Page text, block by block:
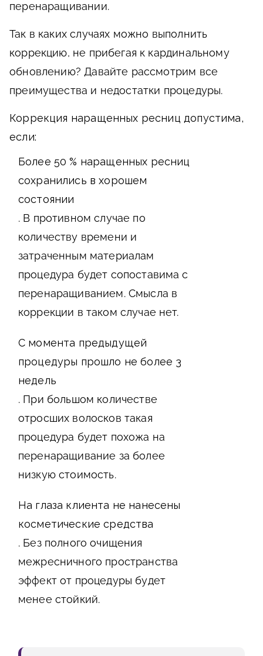
перенаращивании.
Так в каких случаях можно выполнить
коррекцию, не прибегая к кардинальному
обновлению? Давайте рассмотрим все
преимущества и недостатки процедуры.
Коррекция наращенных ресниц допустима,
если:
Более 50 % наращенных ресниц
сохранились в хорошем
состоянии
. В противном случае по
количеству времени и
затраченным материалам
процедура будет сопоставима с
перенаращиванием. Смысла в
коррекции в таком случае нет.
С момента предыдущей
процедуры прошло не более 3
недель
. При большом количестве
отросших волосков такая
процедура будет похожа на
перенаращивание за более
низкую стоимость.
На глаза клиента не нанесены
косметические средства
. Без полного очищения
межресничного пространства
эффект от процедуры будет
менее стойкий.